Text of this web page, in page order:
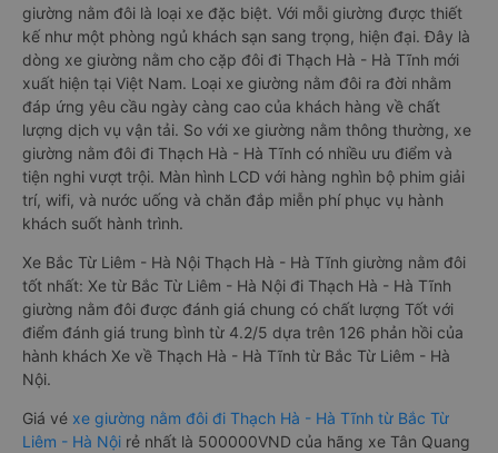
giường nằm đôi là loại xe đặc biệt. Với mỗi giường được thiết
kế như một phòng ngủ khách sạn sang trọng, hiện đại. Đây là
dòng xe giường nằm cho cặp đôi đi Thạch Hà - Hà Tĩnh mới
xuất hiện tại Việt Nam. Loại xe giường nằm đôi ra đời nhằm
đáp ứng yêu cầu ngày càng cao của khách hàng về chất
lượng dịch vụ vận tải. So với xe giường nằm thông thường, xe
giường nằm đôi đi Thạch Hà - Hà Tĩnh có nhiều ưu điểm và
tiện nghi vượt trội. Màn hình LCD với hàng nghìn bộ phim giải
trí, wifi, và nước uống và chăn đắp miễn phí phục vụ hành
khách suốt hành trình.
Xe Bắc Từ Liêm - Hà Nội Thạch Hà - Hà Tĩnh giường nằm đôi
tốt nhất: Xe từ Bắc Từ Liêm - Hà Nội đi Thạch Hà - Hà Tĩnh
giường nằm đôi được đánh giá chung có chất lượng Tốt với
điểm đánh giá trung bình từ 4.2/5 dựa trên 126 phản hồi của
hành khách Xe về Thạch Hà - Hà Tĩnh từ Bắc Từ Liêm - Hà
Nội.
Giá vé xe giường nằm đôi đi Thạch Hà - Hà Tĩnh từ Bắc Từ
Liêm - Hà Nội rẻ nhất là 500000VND của hãng xe Tân Quang